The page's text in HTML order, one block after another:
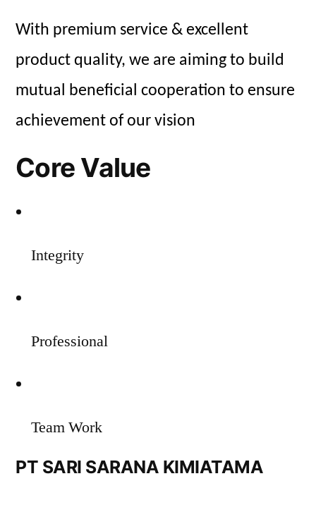
With premium service & excellent
product quality, we are aiming to build
mutual beneficial cooperation to ensure
achievement of our vision
Core Value
Integrity
Professional
Team Work
PT SARI SARANA KIMIATAMA